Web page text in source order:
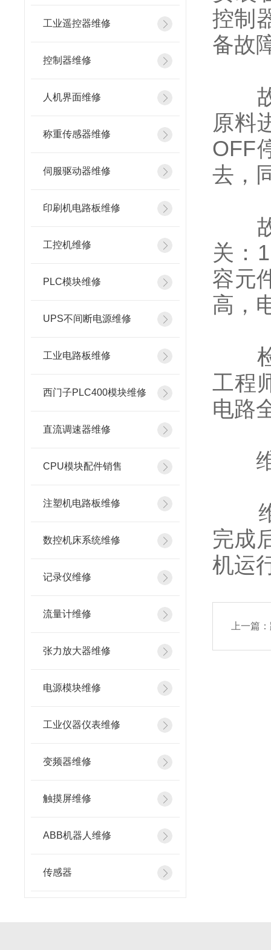
工业遥控器维修
控制器维修
人机界面维修
称重传感器维修
伺服驱动器维修
印刷机电路板维修
工控机维修
PLC模块维修
UPS不间断电源维修
工业电路板维修
西门子PLC400模块维修
直流调速器维修
CPU模块配件销售
注塑机电路板维修
数控机床系统维修
记录仪维修
流量计维修
张力放大器维修
电源模块维修
工业仪器仪表维修
变频器维修
触摸屏维修
ABB机器人维修
传感器
控制
备故
故
原料
OFF
去，
故
关：
容元
高，
检
工程
电路
维
维
完成
机运
上一篇：